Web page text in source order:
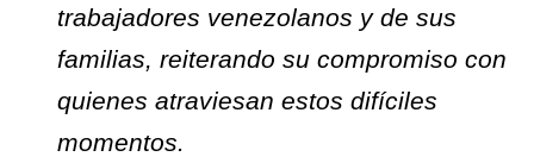
trabajadores venezolanos y de sus
familias, reiterando su compromiso con
quienes atraviesan estos difíciles
momentos.